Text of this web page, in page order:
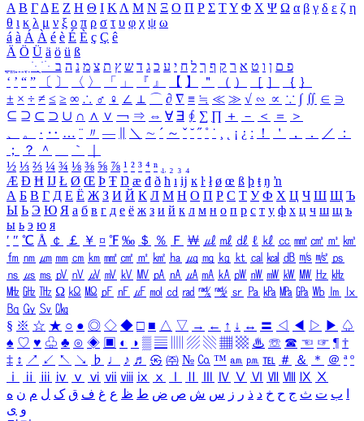
Α Β ΓΔ Ε Ζ Η Θ Ι ΚΛ Μ Ν Ξ Ο Π Ρ Σ ΤΥ Φ Χ Ψ Ω α β γ δ ε ζ η
θ ι κ λ μ ν ξ ο π ρ σ τ υ φ χ ψ ω
á à Á À é è É È ç Ç ê
Ä Ö Ü ä ö ü ß
ִֶֹ ֻּ ׁׂ פ ם ן ו ט א ר ק ף ך ל ח י ע כ ג ד ש ץ ת צ מ נ ה ב
‘ ’ “ ” 〔 〕 〈 〉 「 」 『 』 【 】 ＂ （ ） ［ ］ ｛ ｝
± × ÷ ≠ ≤ ≥ ∞ ∴ ♂ ♀ ∠ ⊥ ⌒ ∂ ∇ ≡ ≒ ≪ ≫ √ ∽ ∝ ∵ ∫ ∬ ∈ ∋
⊆ ⊇ ⊂ ⊃ ∪ ∩ ∧ ∨ ￢ ⇒ ⇔ ∀ ∃ ∮ ∑ ∏ ＋ － ＜ ＝
＞
、
。 · ‥ … ¨ 〃 ― ＼ ∼ ´ ～ ˇ ˘ ˝ ˚ ˙ ¸ ¡ ¿ ː ！ ＇ ， ． ／
：
；
？ ＾ ｀
½ ⅓ ⅔ ¼ ¾ ⅛ ⅜ ⅝ ⅞ ¹ ² ³ ⁴ ⁿ ₁ ₂ ₃ ₄
Æ Ð Ħ Ĳ Ł Ø Œ Þ Ŧ Ŋ æ đ ð ħ ı ĳ ĸ ŀ ł ø œ ß þ ŧ ŋ ŉ
А Б В Г Д Е Ё Ж З И Й К Л М Н О П Р С Т У Ф Х Ц Ч Ш Щ Ъ
Ы Ь Э Ю Я а б в г д е ё ж з и й к л м н о п р с т у ф х ц ч ш щ ъ
ы ь э ю я
′ ″ ℃ Å ￠ ￡ ￥ ¤ ℉ ‰ ＄ ％ Ｆ ￦ ㎕ ㎖ ㎗ ℓ ㎘ ㏄ ㎣ ㎤ ㎥ ㎦
㎙ ㎚ ㎛ ㎜ ㎝ ㎞ ㎟ ㎠ ㎡ ㎢ ㏊ ㎍ ㎎ ㎏ ㏏ ㎈ ㎉ ㏈ ㎧ ㎨ ㎰
㎱ ㎲ ㎳ ㎴ ㎵ ㎶ ㎷ ㎸ ㎹ ㎀ ㎁ ㎂ ㎃ ㎄ ㎺ ㎻ ㎽ ㎾ ㎿ ㎐ ㎑
㎒ ㎓ ㎔ Ω ㏀ ㏁ ㎊ ㎋ ㎌ ㏖ ㏅ ㎭ ㎮ ㎯ ㏛ ㎩ ㎪ ㎫ ㎬ ㏝ ㏐
㏓
㏃ ㏉ ㏜ ㏆
§ ※ ☆ ★ ○ ● ◎ ◇ ◆ □ ■ △ ▽ → ← ↑ ↓ ↔ 〓 ◁ ◀ ▷ ▶ ♤
♠ ♡ ♥ ♧ ♣ ⊙ ◈ ▣ ◐ ◑ ▒ ▤ ▨ ▧ ▦ ▩ ♨ ☏ ☎ ☜ ☞ ¶ †
‡ ↕ ↗ ↙ ↖ ↘ ♭ ♩ ♪ ♬ ㉿ ㈜ № ㏇ ™ ㏂ ㏘ ℡ ＃ ＆ ＊ ＠ ª º
ⅰ
ⅱ ⅲ ⅳ ⅴ ⅵ ⅶ ⅷ ⅸ ⅹ Ⅳ Ⅴ Ⅵ Ⅶ Ⅷ Ⅸ Ⅹ
ب ت ث ج ح خ د ذ ر ز س ش ص ض ط ظ ع غ ف ق ک ل م ن ه
و ی